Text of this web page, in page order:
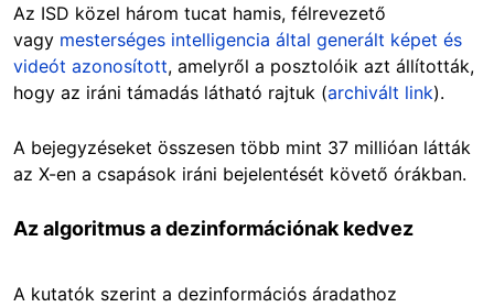
Az ISD közel három tucat hamis, félrevezető
vagy mesterséges intelligencia által generált képet és
videót azonosított, amelyről a posztolóik azt állították,
hogy az iráni támadás látható rajtuk (archivált link).
A bejegyzéseket összesen több mint 37 millióan látták
az X-en a csapások iráni bejelentését követő órákban.
Az algoritmus a dezinformációnak kedvez
A kutatók szerint a dezinformációs áradathoz